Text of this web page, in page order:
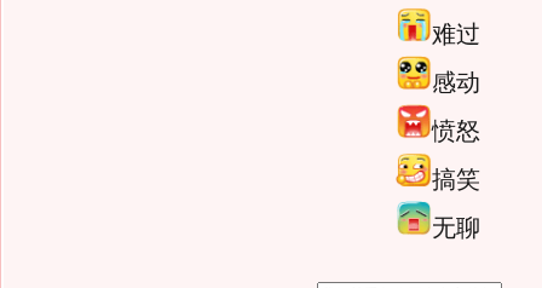
难过
感动
愤怒
搞笑
无聊